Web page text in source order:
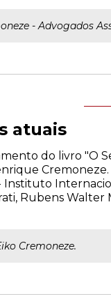
- Advogados
atuais
do livro "O
Rubens Walter
Cremoneze.